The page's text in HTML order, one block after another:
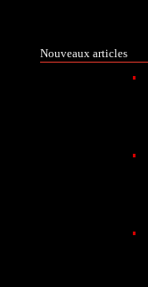
Nouveaux articles